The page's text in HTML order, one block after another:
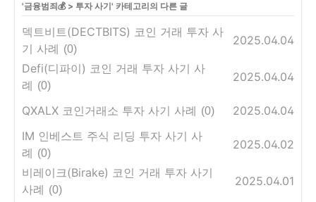
'금융범죄💰> 투자 사기' 카테고리의 다른 글
덱트비트(DECTBITS) 코인 거래 투자 사
기 사례 (0)
2025.04.04
Defi(디파이) 코인 거래 투자 사기 사
례 (0)
2025.04.04
QXALX 코인거래소 투자 사기 사례 (0)
2025.04.04
IM 인베스트 주식 리딩 투자 사기 사
례 (0)
2025.04.02
비레이크(Birake) 코인 거래 투자 사기
사례 (0)
2025.04.01